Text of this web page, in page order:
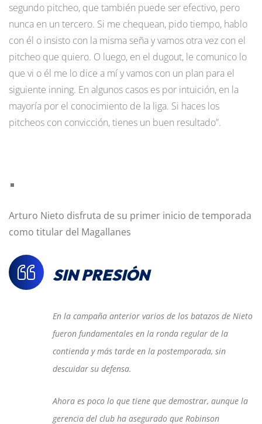
segundo pitcheo, que también puede ser efectivo, pero
nunca en un tercero. Si me chequean, pido tiempo, hablo
con él o insisto con la misma seña y vamos otra vez con el
pitcheo que quiero. O luego, en el dugout, le comunico lo
que vi o él me lo dice a mí y vamos con un plan para el
siguiente inning. En algunos casos es por intuición, en la
mayoría por el conocimiento de la liga. Si haces los
pitcheos con convicción, tienes un buen resultado”.
Arturo Nieto disfruta de su primer inicio de temporada
como titular del Magallanes
SIN PRESIÓN
En la campaña anterior varios de los batazos de Nieto
fueron fundamentales en la ronda regular de la
contienda y más tarde en la postemporada, sin
descuidar su defensa.
Ahora es poco lo que tiene que demostrar, aunque la
gerencia del club ha asegurado que Robinson